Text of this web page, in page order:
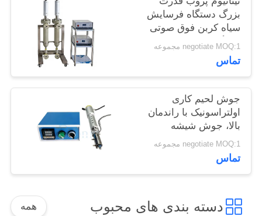
خصوصی
بزرگ دستگاه فرسایش
سیاه کربن فوق صوتی
دستگاه همسان ساز فوق
صوتی
negotiate MOQ:1 مجموعه
تماس
جوش لحیم کاری
اولتراسونیک با راندمان
بالا، جوش شیشه
اولتراسونیک برای صنعت
ساختمان
negotiate MOQ:1 مجموعه
تماس
دسته بندی های محبوب همه